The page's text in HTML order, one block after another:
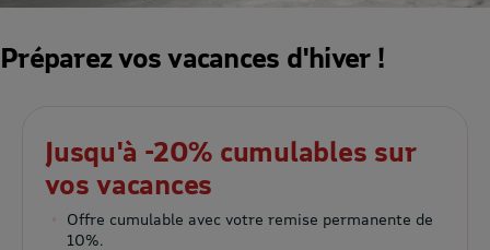
Préparez vos vacances d'hiver !
Jusqu'à -20% cumulables sur
vos vacances
Offre cumulable avec votre remise permanente de
10%.